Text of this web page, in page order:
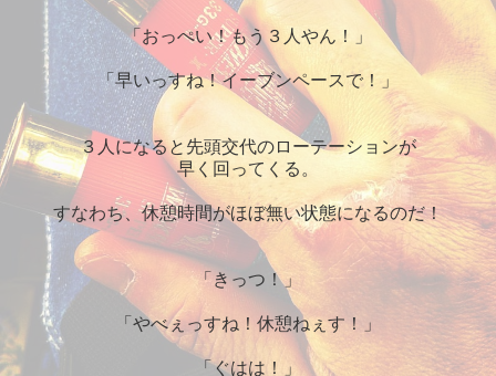
「おっぺい！もう３人やん！」
「早いっすね！イーブンペースで！」
３人になると先頭交代のローテーションが
早く回ってくる。
すなわち、休憩時間がほぼ無い状態になるのだ！
「きっつ！」
「やべぇっすね！休憩ねぇす！」
「ぐはは！」